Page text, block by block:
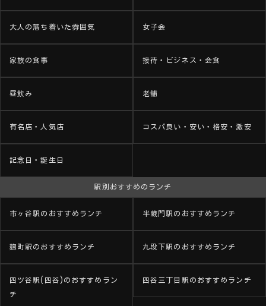
大人の落ち着いた雰囲気 女子会
家族の食事 接待・ビジネス・会食
昼飲み 老舗
有名店・人気店 コスパ良い・安い・格安・激安
記念日・誕生日
駅別おすすめのランチ
市ヶ谷駅のおすすめランチ 半蔵門駅のおすすめランチ
麹町駅のおすすめランチ 九段下駅のおすすめランチ
四ツ谷駅(四谷)のおすすめラン
チ
四谷三丁目駅のおすすめランチ